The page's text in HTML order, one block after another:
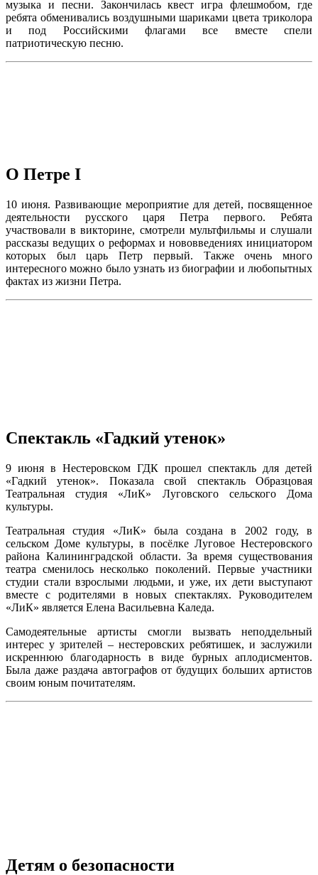
музыка и песни. Закончилась квест игра флешмобом, где
ребята обменивались воздушными шариками цвета триколора
и под Российскими флагами все вместе спели
патриотическую песню.
О Петре I
10 июня. Развивающие мероприятие для детей, посвященное
деятельности русского царя Петра первого. Ребята
участвовали в викторине, смотрели мультфильмы и слушали
рассказы ведущих о реформах и нововведениях инициатором
которых был царь Петр первый. Также очень много
интересного можно было узнать из биографии и любопытных
фактах из жизни Петра.
Спектакль «Гадкий утенок»
9 июня в Нестеровском ГДК прошел спектакль для детей
«Гадкий утенок». Показала свой спектакль Образцовая
Театральная студия «ЛиК» Луговского сельского Дома
культуры.
Театральная студия «ЛиК» была создана в 2002 году, в
сельском Доме культуры, в посёлке Луговое Нестеровского
района Калининградской области. За время существования
театра сменилось несколько поколений. Первые участники
студии стали взрослыми людьми, и уже, их дети выступают
вместе с родителями в новых спектаклях. Руководителем
«ЛиК» является Елена Васильевна Каледа.
Самодеятельные артисты смогли вызвать неподдельный
интерес у зрителей – нестеровских ребятишек, и заслужили
искреннюю благодарность в виде бурных аплодисментов.
Была даже раздача автографов от будущих больших артистов
своим юным почитателям.
Детям о безопасности